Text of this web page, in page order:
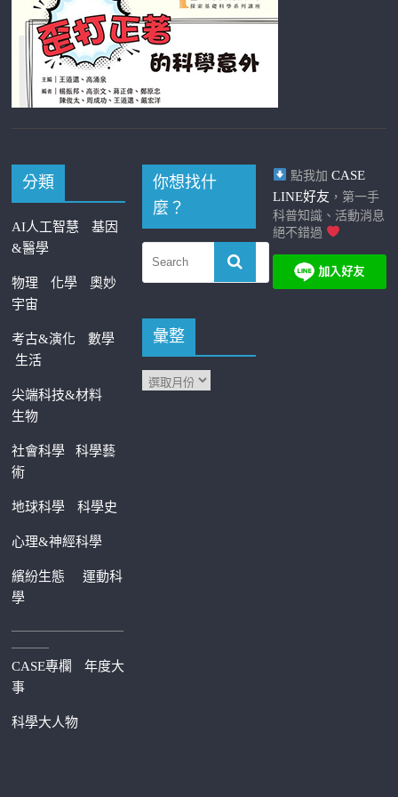
分類
AI人工智慧
基因
&醫學
物理 化學
奧妙
宇宙
考古&演化
數學
生活
尖端科技&材料
生物
社會科學科學藝
術
地球科學 科學史
心理&神經科學
繽紛生態運動科
學
—————————
———
CASE專欄
年度大
事
科學大人物
你想找什
麼？
彙整
點我加 CASE
LINE好友 ，第一手
科普知識、活動消息
絕不錯過